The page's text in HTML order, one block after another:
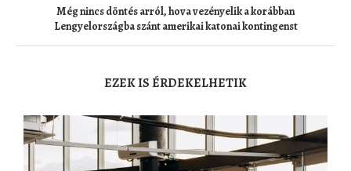
Még nincs döntés arról, hova vezényelik a korábban
Lengyelországba szánt amerikai katonai kontingenst
EZEK IS ÉRDEKELHETIK